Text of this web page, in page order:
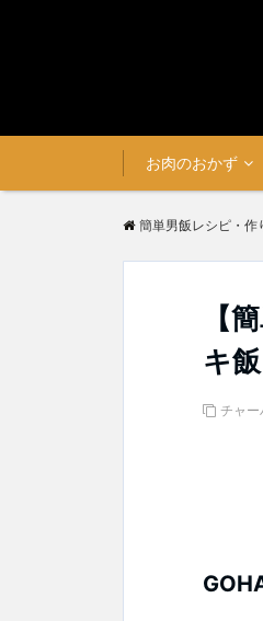
お肉のおかず
簡単男飯レシピ・作
【
キ
チャー